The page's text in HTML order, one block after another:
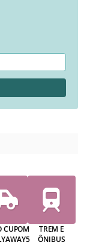
CUPOM
TREM E
ÔNIBUS